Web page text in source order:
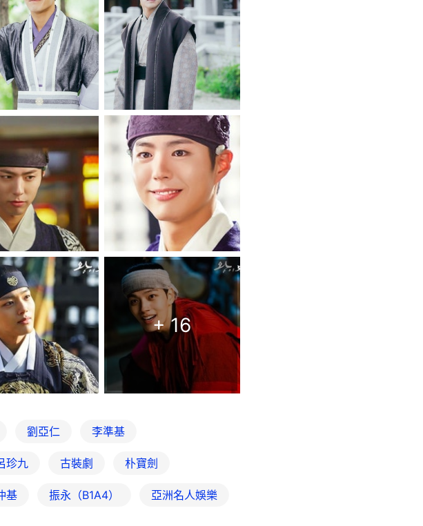
+16
劉亞仁 李準基
珍九 古裝劇 朴寶劍
基 振永（B1A4） 亞洲名人娛樂